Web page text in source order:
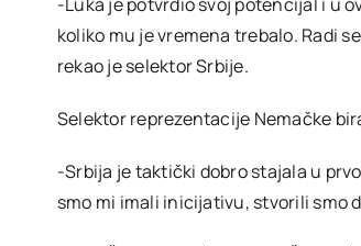
koliko mu je vremena trebalo. Radi
rekao je selektor Srbije.
Selektor reprezentacije Nemačke
-Srbija je taktički dobro stajala u
smo mi imali inicijativu, stvorili smo